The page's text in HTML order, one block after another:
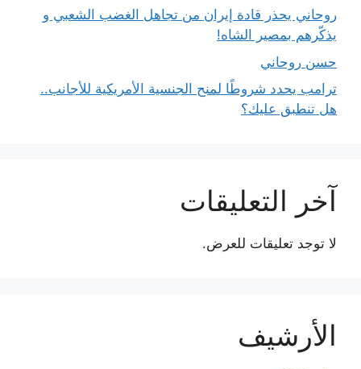
روحاني يحذر قادة إيران من تجاهل الغضب الشعبي و
يذكّرهم بمصير الشاه!
حسن روحاني
ترامب يحدد شروطًا لمنح الجنسية الأمريكية للأجانب..
هل تنطبق عليك؟
آخر التعليقات
لا توجد تعليقات للعرض.
الأرشيف